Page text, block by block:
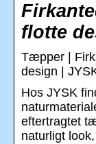
flotte
Tæpper |
design |
Hos JYSK
eftertragtet
naturligt